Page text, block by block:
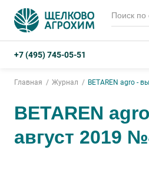
+7 (495) 745-05-51
Главная Журнал BETAREN аgro -
BETAREN
август 2019